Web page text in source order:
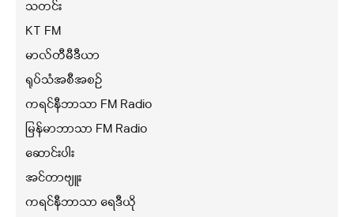
သတင်း
KT FM
မာလ်တီမီဒီယာ
ရုပ်သံအစီအစဉ်
ကရင်နီဘာသာ FM Radio
မြန်မာဘာသာ FM Radio
ဆောင်းပါး
အင်တာဗျူး
ကရင်နီဘာသာ ရေဒီယို